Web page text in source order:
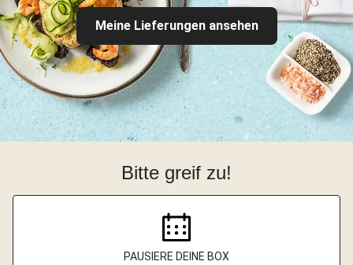
Meine Lieferungen ansehen
Bitte greif zu!
PAUSIERE DEINE BOX